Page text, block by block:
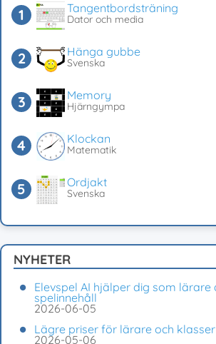
Tangentbordsträning
Dator och media
Hänga gubbe
Svenska
Memory
Hjärngympa
Klockan
Matematik
Ordjakt
Svenska
NYHETER
Elevspel AI hjälper dig som lärare
spelinnehåll
2026-06-05
Lägre priser för lärare och klasser
2026-05-06